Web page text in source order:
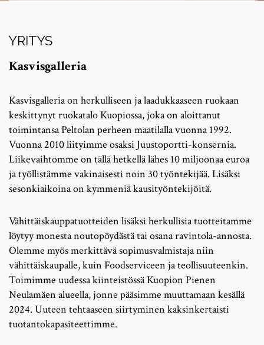
YRITYS
Kasvisgalleria
Kasvisgalleria on herkulliseen ja laadukkaaseen ruokaan
keskittynyt ruokatalo Kuopiossa, joka on aloittanut
toimintansa Peltolan perheen maatilalla vuonna 1992.
Vuonna 2010 liityimme osaksi Juustoportti-konsernia.
Liikevaihtomme on tällä hetkellä lähes 10 miljoonaa euroa
ja työllistämme vakinaisesti noin 30 työntekijää. Lisäksi
sesonkiaikoina on kymmeniä kausityöntekijöitä.
Vähittäiskauppatuotteiden lisäksi herkullisia tuotteitamme
löytyy monesta noutopöydästä tai osana ravintola-annosta.
Olemme myös merkittävä sopimusvalmistaja niin
vähittäiskaupalle, kuin Foodserviceen ja teollisuuteenkin.
Toimimme uudessa kiinteistössä Kuopion Pienen
Neulamäen alueella, jonne pääsimme muuttamaan kesällä
2024. Uuteen tehtaaseen siirtyminen kaksinkertaisti
tuotantokapasiteettimme.